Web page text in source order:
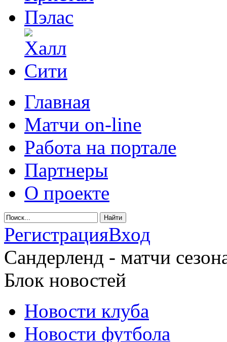
Главная
Матчи on-line
Работа на портале
Партнеры
О проекте
РегистрацияВход
Сандерленд - матчи
Блок новостей
Новости клуба
Новости футбола